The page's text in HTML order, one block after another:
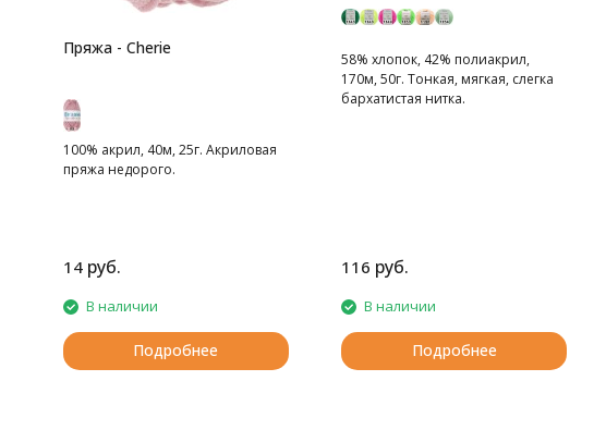
Пряжа - Cherie
100% акрил, 40м, 25г. Акриловая
пряжа недорого.
14 руб.
В наличии
Подробнее
58% хлопок, 42% полиакрил,
170м, 50г. Тонкая, мягкая, слегка
бархатистая нитка.
116 руб.
В наличии
Подробнее